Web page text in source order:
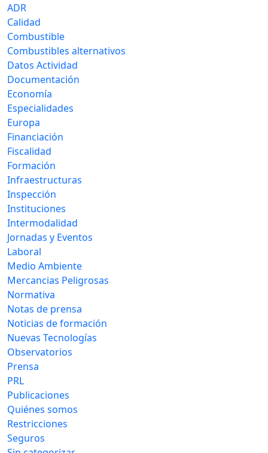
ADR
Calidad
Combustible
Combustibles alternativos
Datos Actividad
Documentación
Economía
Especialidades
Europa
Financiación
Fiscalidad
Formación
Infraestructuras
Inspección
Instituciones
Intermodalidad
Jornadas y Eventos
Laboral
Medio Ambiente
Mercancias Peligrosas
Normativa
Notas de prensa
Noticias de formación
Nuevas Tecnologías
Observatorios
Prensa
PRL
Publicaciones
Quiénes somos
Restricciones
Seguros